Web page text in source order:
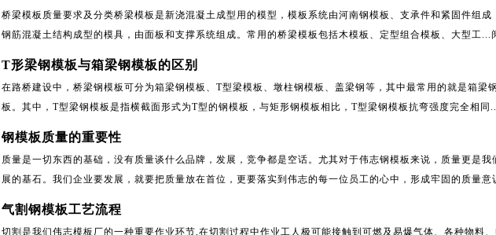
桥梁模板质量要求及分类桥梁模板是新浇混凝土成型用的模型，模板系统由河南钢模板、支承件和紧固件组成
钢筋混凝土结构成型的模具，由面板和支撑系统组成。常用的桥梁模板包括木模板、定型组合模板、大型工...
T形梁钢模板与箱梁钢模板的区别
在路桥建设中，桥梁钢模板可分为箱梁钢模板、T型梁模板、墩柱钢模板、盖梁钢等，其中最常用的就是箱梁
板。其中，T型梁钢模板是指横截面形式为T型的钢模板，与矩形钢模板相比，T型梁钢模板抗弯强度完全相同
钢模板质量的重要性
质量是一切东西的基础，没有质量谈什么品牌，发展，竞争都是空话。尤其对于伟志钢模板来说，质量更是我
展的基石。我们企业要发展，就要把质量放在首位，更要落实到伟志的每一位员工的心中，形成牢固的质量意
气割钢模板工艺流程
切割是我们伟志模板厂的一种重要作业环节,在切割过程中作业工人极可能接触到可燃及易爆气体、各种物料